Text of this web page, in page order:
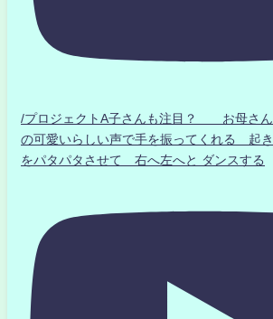
/プロジェクトA子さんも注目？ お母さ
の可愛いらしい声で手を振ってくれる 起
をパタパタさせて 右へ左へと ダンスする